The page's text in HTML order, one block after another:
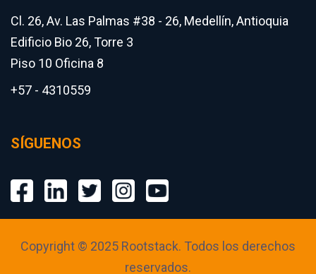
Cl. 26, Av. Las Palmas #38 - 26, Medellín, Antioquia
Edificio Bio 26, Torre 3
Piso 10 Oficina 8
+57 - 4310559
SÍGUENOS
Copyright © 2025 Rootstack. Todos los derechos
reservados.